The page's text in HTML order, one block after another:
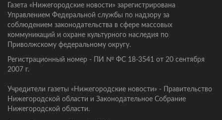
Газета «Нижегородские новости» зарегистрирована
Управлением Федеральной службы по надзору за
соблюдением законодательства в сфере массовых
коммуникаций и охране культурного наследия по
Приволжскому федеральному округу.
Регистрационный номер - ПИ № ФС 18-3541 от 20 сентября
2007 г.
Учредители газеты «Нижегородские новости» - Правительство
Нижегородской области и Законодательное Собрание
Нижегородской области.